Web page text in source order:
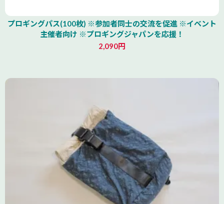
プロギングパス(100枚) ※参加者同士の交流を促進 ※イベント
主催者向け ※プロギングジャパンを応援！
2,090円